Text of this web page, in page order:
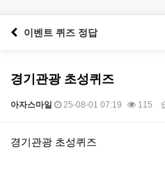
이벤트 퀴즈 정답
경기관광 초성퀴즈
아자스마일 25-08-01 07:19 115
본문
경기관광 초성퀴즈